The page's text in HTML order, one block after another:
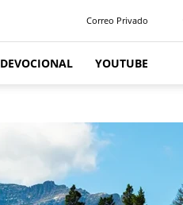
Correo Privado
DEVOCIONAL YOUTUBE